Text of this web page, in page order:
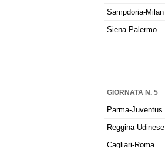
Sampdoria-Milan
Siena-Palermo
GIORNATA N. 5
Parma-Juventus
Reggina-Udinese
Cagliari-Roma